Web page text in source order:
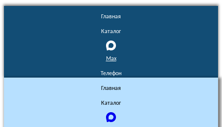
Главная
Каталог
Max
Телефон
Главная
Каталог